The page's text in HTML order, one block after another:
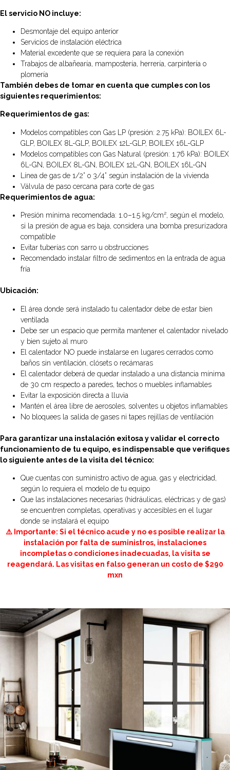
El servicio NO incluye:
Desmontaje del equipo anterior
Servicios de instalación eléctrica
Material excedente que se requiera para la conexión
Trabajos de albañearía, mampostería, herrería, carpintería o
plomería
También debes de tomar en cuenta que cumples con los
siguientes requerimientos:
Requerimientos de gas:
Modelos compatibles con Gas LP (presión: 2.75 kPa): BOILEX 6L-
GLP, BOILEX 8L-GLP, BOILEX 12L-GLP, BOILEX 16L-GLP
Modelos compatibles con Gas Natural (presión: 1.76 kPa): BOILEX
6L-GN, BOILEX 8L-GN, BOILEX 12L-GN, BOILEX 16L-GN
Línea de gas de 1/2” o 3/4” según instalación de la vivienda
Válvula de paso cercana para corte de gas
Requerimientos de agua:
Presión mínima recomendada: 1.0–1.5 kg/cm², según el modelo,
si la presión de agua es baja, considera una bomba presurizadora
compatible
Evitar tuberías con sarro u obstrucciones
Recomendado instalar filtro de sedimentos en la entrada de agua
fría
Ubicación:
El área donde será instalado tu calentador debe de estar bien
ventilada
Debe ser un espacio que permita mantener el calentador nivelado
y bien sujeto al muro
El calentador NO puede instalarse en lugares cerrados como
baños sin ventilación, clósets o recámaras
El calentador deberá de quedar instalado a una distancia mínima
de 30 cm respecto a paredes, techos o muebles inflamables
Evitar la exposición directa a lluvia
Mantén el área libre de aerosoles, solventes u objetos inflamables
No bloquees la salida de gases ni tapes rejillas de ventilación
Para garantizar una instalación exitosa y validar el correcto
funcionamiento de tu equipo, es indispensable que verifiques
lo siguiente antes de la visita del técnico:
Que cuentas con suministro activo de agua, gas y electricidad,
según lo requiera el modelo de tu equipo
Que las instalaciones necesarias (hidráulicas, eléctricas y de gas)
se encuentren completas, operativas y accesibles en el lugar
donde se instalará el equipo
⚠️ Importante: Si el técnico acude y no es posible realizar la
instalación por falta de suministros, instalaciones
incompletas o condiciones inadecuadas, la visita se
reagendará. Las visitas en falso generan un costo de $290
mxn